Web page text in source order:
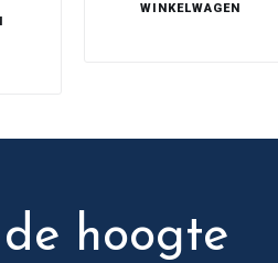
WINKELWAGEN
hoogte